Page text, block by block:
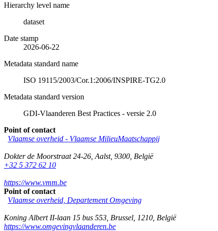
Hierarchy level name
dataset
Date stamp
2026-06-22
Metadata standard name
ISO 19115/2003/Cor.1:2006/INSPIRE-TG2.0
Metadata standard version
GDI-Vlaanderen Best Practices - versie 2.0
Point of contact
Vlaamse overheid - Vlaamse MilieuMaatschappij
Dokter de Moorstraat 24-26 Aalst, 9300 België
+32 5 372 62 10
https://www.vmm.be
Point of contact
Vlaamse overheid, Departement Omgeving
Koning Albert II-laan 15 bus 553 Brussel 1210 België
https://www.omgevingvlaanderen.be